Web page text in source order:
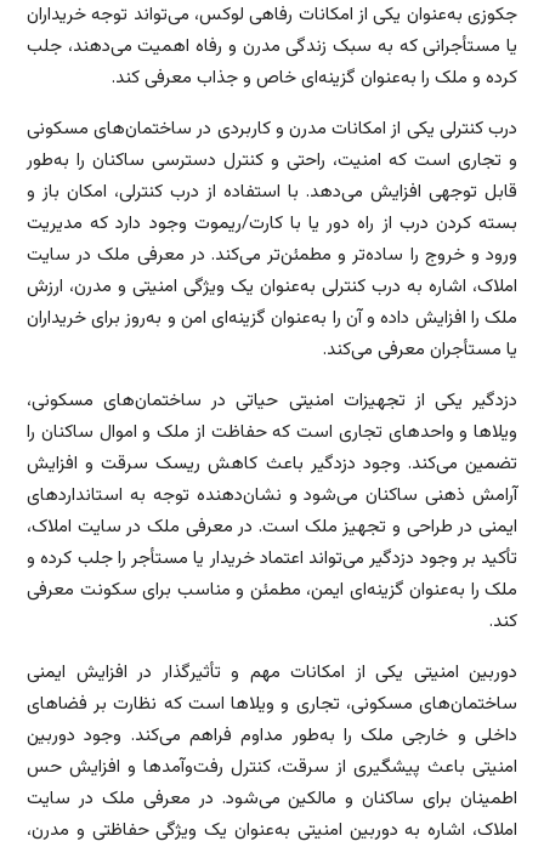
جکوزی به‌عنوان یکی از امکانات رفاهی لوکس، می‌تواند توجه خریداران
یا مستأجرانی که به سبک زندگی مدرن و رفاه اهمیت می‌دهند، جلب
کرده و ملک را به‌عنوان گزینه‌ای خاص و جذاب معرفی کند.
درب کنترلی یکی از امکانات مدرن و کاربردی در ساختمان‌های مسکونی
و تجاری است که امنیت، راحتی و کنترل دسترسی ساکنان را به‌طور
قابل توجهی افزایش می‌دهد. با استفاده از درب کنترلی، امکان باز و
بسته کردن درب از راه دور یا با کارت/ریموت وجود دارد که مدیریت
ورود و خروج را ساده‌تر و مطمئن‌تر می‌کند. در معرفی ملک در سایت
املاک، اشاره به درب کنترلی به‌عنوان یک ویژگی امنیتی و مدرن، ارزش
ملک را افزایش داده و آن را به‌عنوان گزینه‌ای امن و به‌روز برای خریداران
یا مستأجران معرفی می‌کند.
دزدگیر یکی از تجهیزات امنیتی حیاتی در ساختمان‌های مسکونی،
ویلاها و واحدهای تجاری است که حفاظت از ملک و اموال ساکنان را
تضمین می‌کند. وجود دزدگیر باعث کاهش ریسک سرقت و افزایش
آرامش ذهنی ساکنان می‌شود و نشان‌دهنده توجه به استانداردهای
ایمنی در طراحی و تجهیز ملک است. در معرفی ملک در سایت املاک،
تأکید بر وجود دزدگیر می‌تواند اعتماد خریدار یا مستأجر را جلب کرده و
ملک را به‌عنوان گزینه‌ای ایمن، مطمئن و مناسب برای سکونت معرفی
کند.
دوربین امنیتی یکی از امکانات مهم و تأثیرگذار در افزایش ایمنی
ساختمان‌های مسکونی، تجاری و ویلاها است که نظارت بر فضاهای
داخلی و خارجی ملک را به‌طور مداوم فراهم می‌کند. وجود دوربین
امنیتی باعث پیشگیری از سرقت، کنترل رفت‌وآمدها و افزایش حس
اطمینان برای ساکنان و مالکین می‌شود. در معرفی ملک در سایت
املاک، اشاره به دوربین امنیتی به‌عنوان یک ویژگی حفاظتی و مدرن،